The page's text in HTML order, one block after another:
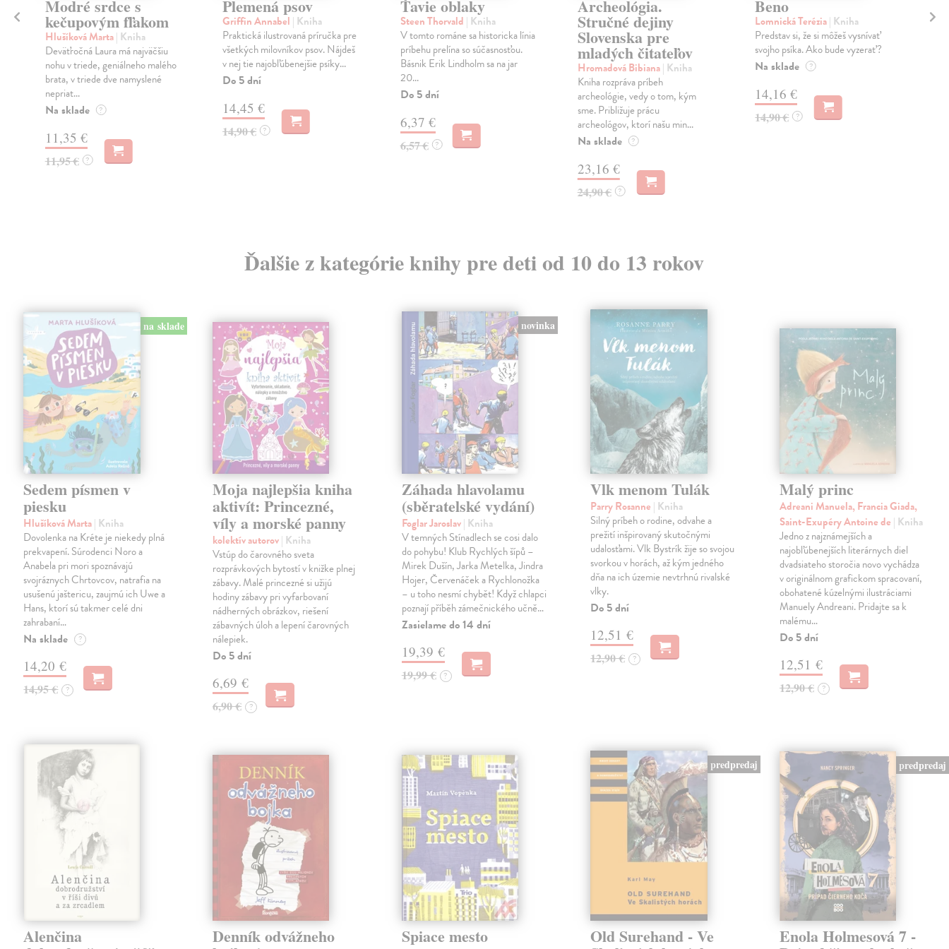
Modré srdce s
kečupovým fľakom
Hlušíková Marta| Kniha
Deväťročná Laura má najväčšiu
nohu v triede, geniálneho malého
brata, v triede dve namyslené
nepriat...
Na sklade ?
11,35 €
11,95 € ?
Plemená psov
Griffin Annabel | Kniha
Praktická ilustrovaná príručka pre
všetkých milovníkov psov. Nájdeš
v nej tie najobľúbenejšie psíky...
Do 5 dní
14,45 €
14,90 € ?
Ťavie oblaky
Steen Thorvald | Kniha
V tomto románe sa historicka línia
príbehu prelína so súčasnosťou.
Básnik Erik Lindholm sa na jar
20...
Do 5 dní
6,37 €
6,57 € ?
Archeológia.
Stručné dejiny
Slovenska pre
mladých čitateľov
Hromadová Bibiana| Kniha
Kniha rozpráva príbeh
archeológie, vedy o tom, kým
sme. Približuje prácu
archeológov, ktorí našu min...
Na sklade ?
23,16 €
24,90 € ?
Beno
Lomnická Terézia| Kniha
Predstav si, že si môžeš vysnívať
svojho psíka. Ako bude vyzerať?
Na sklade ?
14,16 €
14,90 € ?
Ďalšie z kategórie knihy pre deti od 10 do 13 rokov
na sklade
Sedem písmen v
piesku
Hlušíková Marta| Kniha
Dovolenka na Kréte je niekedy plná
prekvapení. Súrodenci Noro a
Anabela pri mori spoznávajú
svojráznych Chrtovcov, natrafia na
usušenú jaštericu, zaujmú ich Uwe a
Hans, ktorí sú takmer celé dni
zahrabaní…
Na sklade ?
14,20 €
14,95 € ?
Moja najlepšia kniha
aktivít: Princezné,
víly a morské panny
kolektív autorov| Kniha
Vstúp do čarovného sveta
rozprávkových bytostí v knižke plnej
zábavy. Malé princezné si užijú
hodiny zábavy pri vyfarbovaní
nádherných obrázkov, riešení
zábavných úloh a lepení čarovných
nálepiek.
Do 5 dní
6,69 €
6,90 € ?
novinka
Záhada hlavolamu
(sběratelské vydání)
Foglar Jaroslav| Kniha
V temných Stínadlech se cosi dalo
do pohybu! Klub Rychlých šípů –
Mirek Dušín, Jarka Metelka, Jindra
Hojer, Červenáček a Rychlonožka
– u toho nesmí chybět! Když chlapci
poznají příběh zámečnického učně…
Zasielame do 14 dní
19,39 €
19,99 € ?
Vlk menom Tulák
Parry Rosanne | Kniha
Silný príbeh o rodine, odvahe a
prežití inšpirovaný skutočnými
udalosťami. Vlk Bystrík žije so svojou
svorkou v horách, až kým jedného
dňa na ich územie nevtrhnú rivalské
vlky.
Do 5 dní
12,51 €
12,90 € ?
Malý princ
Adreani Manuela, Francia Giada,
Saint-Exupéry Antoine de | Kniha
Jedno z najznámejších a
najobľúbenejších literárnych diel
dvadsiateho storočia novo vychádza
v originálnom grafickom spracovaní,
obohatené kúzelnými ilustráciami
Manuely Andreani. Pridajte sa k
malému…
Do 5 dní
12,51 €
12,90 € ?
Alenčina Denník odvážneho Spiace mesto
predpredaj
Old Surehand - Ve
predpredaj
Enola Holmesová 7 -